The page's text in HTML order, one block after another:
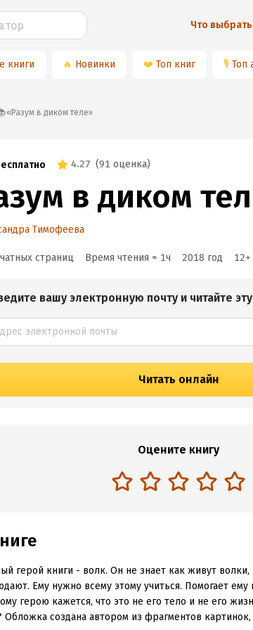
Что выбрать
книги 🔥 Новинки ❤️ Топ книг 🎙 Топ
📚«Разум в диком теле»
4.27 (91 оценка)
в диком
Тимофеева
страниц Время чтения ≈ 1ч 2018 год 12+
вашу электронную почту и читайте
Читать онлайн
Оцените книгу
герой книги - волк. Он не знает как живут волки,
Ему нужно всему этому учиться. Помогает ему
герою кажется, что это не его тело и не его
Обложка создана автором из фрагментов